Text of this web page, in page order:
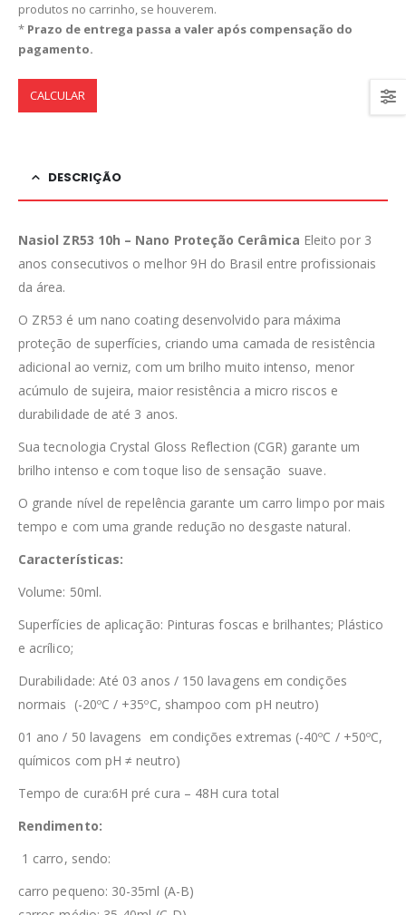
produtos no carrinho, se houverem.
* Prazo de entrega passa a valer após compensação do
pagamento.
CALCULAR
DESCRIÇÃO
Nasiol ZR53 10h – Nano Proteção Cerâmica Eleito por 3
anos consecutivos o melhor 9H do Brasil entre profissionais
da área.
O ZR53 é um nano coating desenvolvido para máxima
proteção de superfícies, criando uma camada de resistência
adicional ao verniz, com um brilho muito intenso, menor
acúmulo de sujeira, maior resistência a micro riscos e
durabilidade de até 3 anos.
Sua tecnologia Crystal Gloss Reflection (CGR) garante um
brilho intenso e com toque liso de sensação suave.
O grande nível de repelência garante um carro limpo por mais
tempo e com uma grande redução no desgaste natural.
Características:
Volume: 50ml.
Superfícies de aplicação: Pinturas foscas e brilhantes; Plástico
e acrílico;
Durabilidade: Até 03 anos / 150 lavagens em condições
normais (-20ºC / +35ºC, shampoo com pH neutro)
01 ano / 50 lavagens em condições extremas (-40ºC / +50ºC,
químicos com pH ≠ neutro)
Tempo de cura:6H pré cura – 48H cura total
Rendimento:
1 carro, sendo:
carro pequeno: 30-35ml (A-B)